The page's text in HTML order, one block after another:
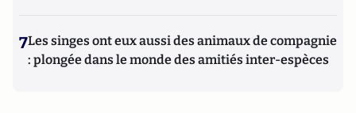
7Les singes ont eux aussi des animaux de compagnie
: plongée dans le monde des amitiés inter-espèces